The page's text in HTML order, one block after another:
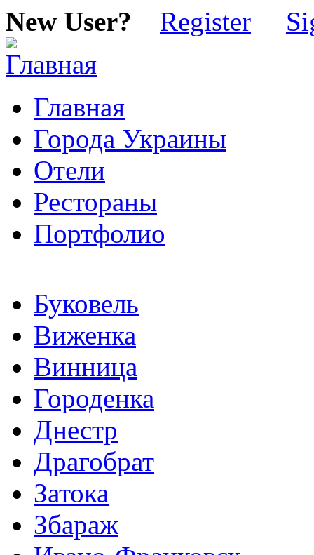
New User? Register
Главная
Города Украины
Отели
Рестораны
Портфолио
Буковель
Виженка
Винница
Городенка
Днестр
Драгобрат
Затока
Збараж